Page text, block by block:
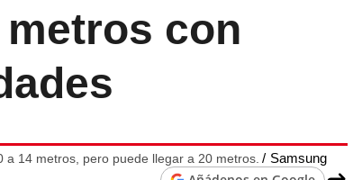
metros con
14 metros, pero puede llegar a 20 metros. Samsung